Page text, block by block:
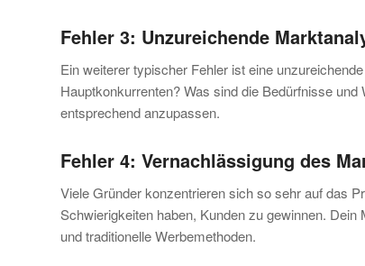
Fehler 3: Unzureichende
Ein weiterer typischer Fehler ist eine
Hauptkonkurrenten? Was sind die Bedürfnisse
entsprechend anzupassen.
Fehler 4: Vernachlässigung des
Viele Gründer konzentrieren sich so sehr auf das
Schwierigkeiten haben, Kunden zu gewinnen.
und traditionelle Werbemethoden.